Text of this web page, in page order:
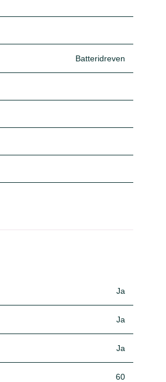
Batteridreven
Ja
Ja
Ja
60